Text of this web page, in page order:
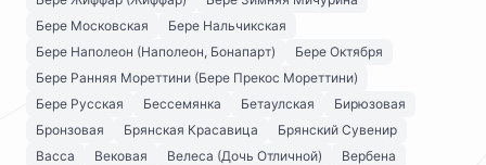
Бере Московская
Бере Нальчикская
Бере Наполеон (Наполеон, Бонапарт)
Бере Октября
Бере Ранняя Мореттини (Бере Прекос Мореттини)
Бере Русская
Бессемянка Бетаулская
Бирюзовая
Бронзовая
Брянская Красавица
Брянский Сувенир
Васса
Вековая Велеса (Дочь Отличной)
Вербена